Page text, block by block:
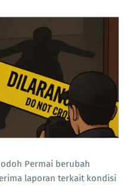
Permai berubah
laporan terkait kondisi